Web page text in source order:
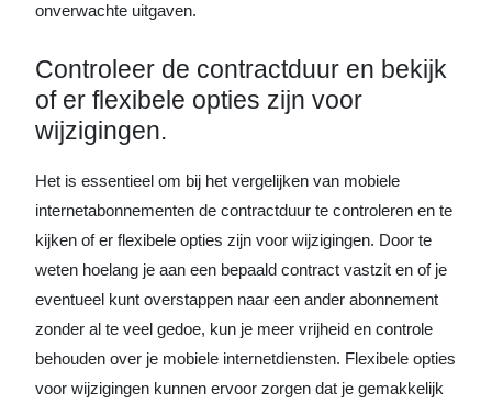
onverwachte uitgaven.
Controleer de contractduur en bekijk
of er flexibele opties zijn voor
wijzigingen.
Het is essentieel om bij het vergelijken van mobiele
internetabonnementen de contractduur te controleren en te
kijken of er flexibele opties zijn voor wijzigingen. Door te
weten hoelang je aan een bepaald contract vastzit en of je
eventueel kunt overstappen naar een ander abonnement
zonder al te veel gedoe, kun je meer vrijheid en controle
behouden over je mobiele internetdiensten. Flexibele opties
voor wijzigingen kunnen ervoor zorgen dat je gemakkelijk